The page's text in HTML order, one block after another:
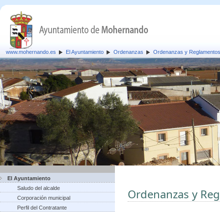
www.mohernando.es El Ayuntamiento Ordenanzas Ordenanzas y Reglamentos
El Ayuntamiento
Saludo del alcalde
Corporación municipal
Perfil del Contratante
Ordenanzas y